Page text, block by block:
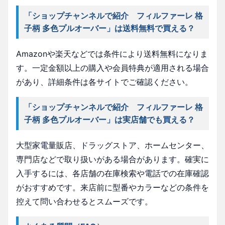
「ショップチャンネルで紹介 フィルファーレ 格
子柄 多色プルオーバー」は送料無料で買える？
Amazonや楽天などでは条件により送料無料になりま
す。一定金額以上の購入や会員特典が適用される場合
があり、詳細条件は各サイトでご確認ください。
「ショップチャンネルで紹介 フィルファーレ 格
子柄 多色プルオーバー」は実店舗でも買える？
大型家電量販店、ドラッグストア、ホームセンター、
専門店などで取り扱いがある場合があります。確実に
入手するには、各店舗の在庫検索や電話での在庫確認
がおすすめです。来店前に型番やカラーなどの条件を
控えて問い合わせるとスムーズです。